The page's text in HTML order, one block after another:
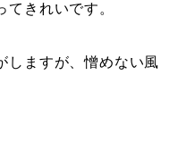
てきれいです。
しますが、憎めない風